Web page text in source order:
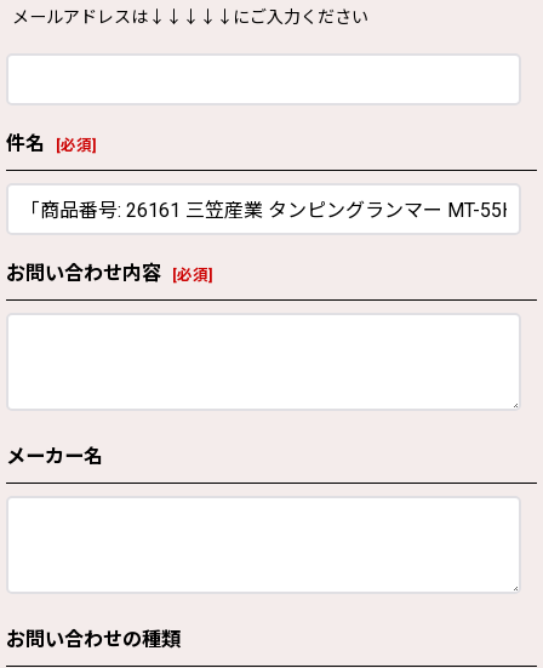
メールアドレスは↓↓↓↓↓にご入力ください
件名 [必須]
お問い合わせ内容 [必須]
メーカー名
お問い合わせの種類